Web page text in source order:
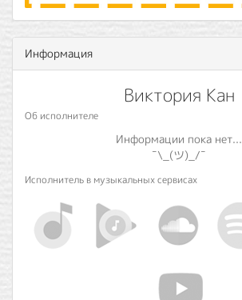
Информация
Виктория Кан
Об исполнителе
Информации пока нет...
¯\_(ツ)_/¯
Исполнитель в музыкальных сервисах